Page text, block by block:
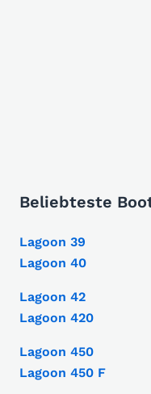
Beliebteste
Lagoon 39
Lagoon 40
Lagoon 42
Lagoon 420
Lagoon 450
Lagoon 450 F